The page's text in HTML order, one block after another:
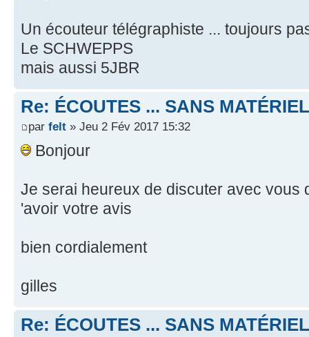
Un écouteur télégraphiste ... toujours
Le SCHWEPPS
mais aussi 5JBR
Re: ÉCOUTES ... SANS
par felt » Jeu 2 Fév 2017 15:32
Bonjour
Je serai heureux de discuter avec vous
'avoir votre avis
bien cordialement
gilles
Re: ÉCOUTES ... SANS